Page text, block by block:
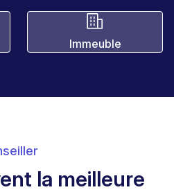
Immeuble
la meilleure